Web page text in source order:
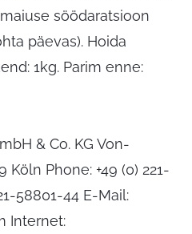
söödaratsioon
päevas). Hoida
1kg. Parim enne:
& Co. KG Von-
Köln Phone: +49 (0) 221-
58801-44 E-Mail:
Internet: